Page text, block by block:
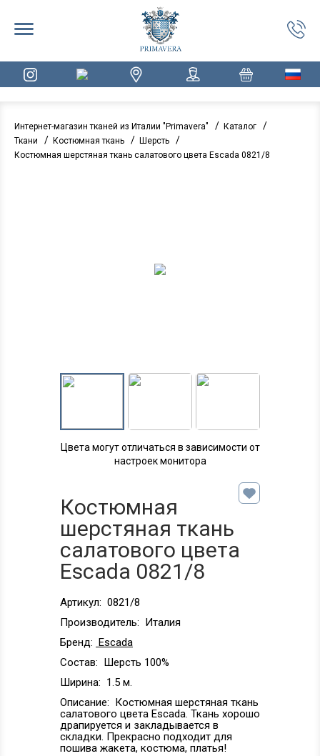
Интернет-магазин тканей из Италии "Primavera" / Каталог /
Ткани / Костюмная ткань / Шерсть /
Костюмная шерстяная ткань салатового цвета Escada 0821/8
Цвета могут отличаться в зависимости от
настроек монитора
Костюмная
шерстяная ткань
салатового цвета
Escada 0821/8
Артикул: 0821/8
Производитель: Италия
Бренд: Escada
Состав: Шерсть 100%
Ширина: 1.5 м.
Описание: Костюмная шерстяная ткань
салатового цвета Escada. Ткань хорошо
драпируется и закладывается в
складки. Прекрасно подходит для
пошива жакета, костюма, платья!